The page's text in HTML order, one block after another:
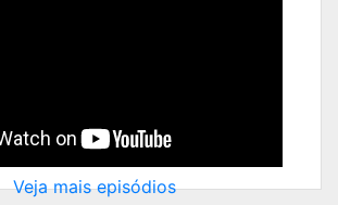
Veja mais episódios